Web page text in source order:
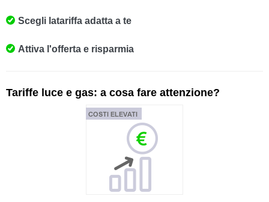
Scegli latariffa adatta a te
Attiva l'offerta e risparmia
Tariffe luce e gas: a cosa fare attenzione?